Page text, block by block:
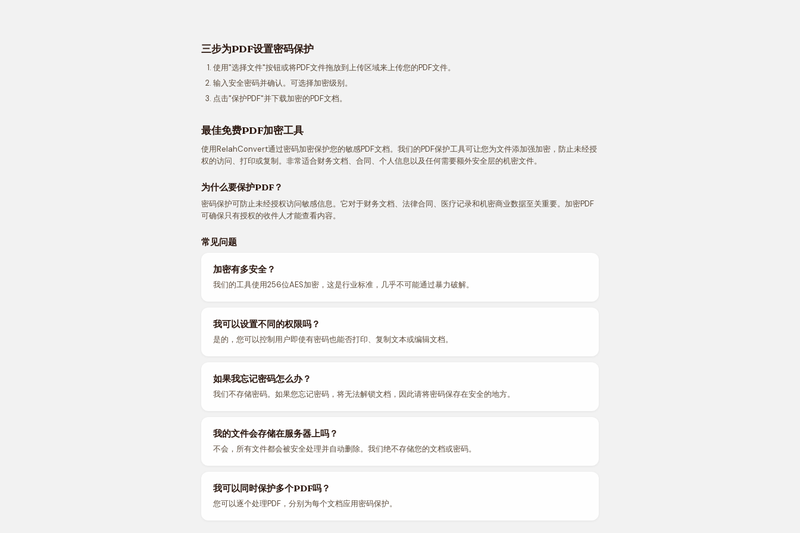
三步为PDF设置密码保护
使用"选择文件"按钮或将PDF文件拖放到上传区域来上传您的PDF文件。
输入安全密码并确认。可选择加密级别。
点击"保护PDF"并下载加密的PDF文档。
最佳免费PDF加密工具
使用RelahConvert通过密码加密保护您的敏感PDF文档。我们的PDF保护工具可让您为文件添加强加密，防止未经授
权的访问、打印或复制。非常适合财务文档、合同、个人信息以及任何需要额外安全层的机密文件。
为什么要保护PDF？
密码保护可防止未经授权访问敏感信息。它对于财务文档、法律合同、医疗记录和机密商业数据至关重要。加密PDF
可确保只有授权的收件人才能查看内容。
常见问题
加密有多安全？
我们的工具使用256位AES加密，这是行业标准，几乎不可能通过暴力破解。
我可以设置不同的权限吗？
是的，您可以控制用户即使有密码也能否打印、复制文本或编辑文档。
如果我忘记密码怎么办？
我们不存储密码。如果您忘记密码，将无法解锁文档，因此请将密码保存在安全的地方。
我的文件会存储在服务器上吗？
不会，所有文件都会被安全处理并自动删除。我们绝不存储您的文档或密码。
我可以同时保护多个PDF吗？
您可以逐个处理PDF，分别为每个文档应用密码保护。